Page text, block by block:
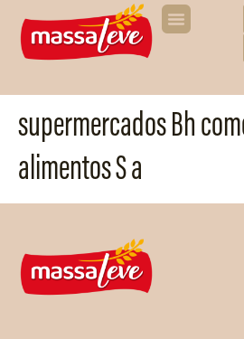
supermercados Bh
alimentos S a